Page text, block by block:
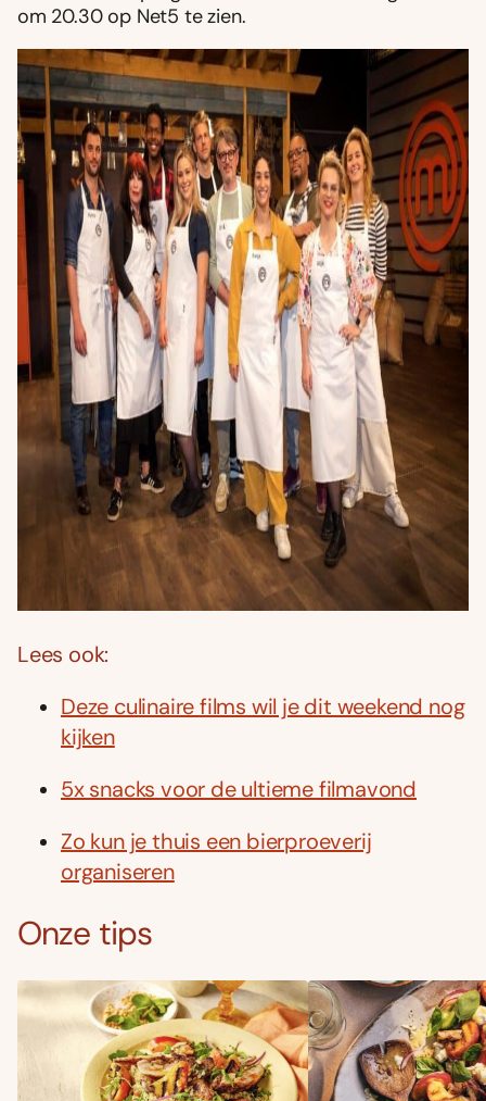
om 20.30 op Net5 te zien.
Lees ook:
Deze culinaire films wil je dit weekend nog
kijken
5x snacks voor de ultieme filmavond
Zo kun je thuis een bierproeverij
organiseren
Onze tips